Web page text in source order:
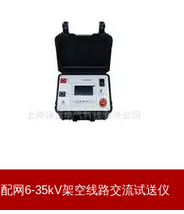
配网6-35kV架空线路交流试送仪